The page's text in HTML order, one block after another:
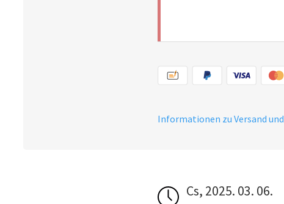
Informationen zu Versand
Cs, 2025. 03. 06.